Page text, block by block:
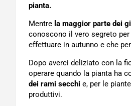
pianta.
Mentre la maggior parte dei
conoscono il vero segreto
effettuare in autunno e che
Dopo averci deliziato con la
operare quando la pianta ha
dei rami secchi e, per le
produttivi.